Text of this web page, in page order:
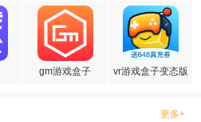
gm游戏盒子 vr游戏盒子变态版
更多+